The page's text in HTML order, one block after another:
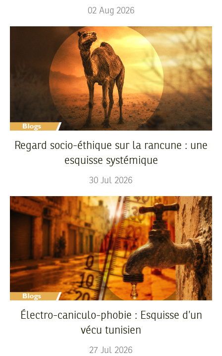
02 Aug 2026
Regard socio-éthique sur la rancune : une
esquisse systémique
30 Jul 2026
Électro-caniculo-phobie : Esquisse d’un
vécu tunisien
27 Jul 2026